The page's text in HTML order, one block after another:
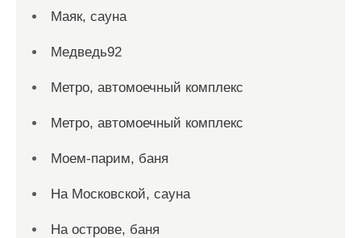
Маяк, сауна
Медведь92
Метро, автомоечный комплекс
Метро, автомоечный комплекс
Моем-парим, баня
На Московской, сауна
На острове, баня